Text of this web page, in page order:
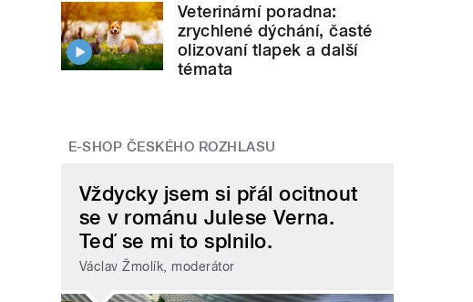
Veterinární poradna:
zrychlené dýchání, časté
olizovaní tlapek a další
témata
E-SHOP ČESKÉHO ROZHLASU
Vždycky jsem si přál ocitnout
se v románu Julese Verna.
Teď se mi to splnilo.
Václav Žmolík, moderátor